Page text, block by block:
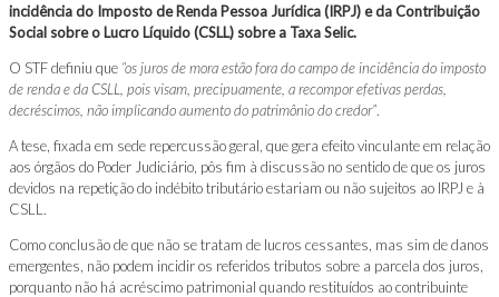
incidência do Imposto de Renda Pessoa Jurídica (IRPJ) e da Contribuição
Social sobre o Lucro Líquido (CSLL) sobre a Taxa Selic.
O STF definiu que “os juros de mora estão fora do campo de incidência do imposto
de renda e da CSLL, pois visam, precipuamente, a recompor efetivas perdas,
decréscimos, não implicando aumento do patrimônio do credor”.
A tese, fixada em sede repercussão geral, que gera efeito vinculante em relação
aos órgãos do Poder Judiciário, pôs fim à discussão no sentido de que os juros
devidos na repetição do indébito tributário estariam ou não sujeitos ao IRPJ e à
CSLL.
Como conclusão de que não se tratam de lucros cessantes, mas sim de danos
emergentes, não podem incidir os referidos tributos sobre a parcela dos juros,
porquanto não há acréscimo patrimonial quando restituídos ao contribuinte